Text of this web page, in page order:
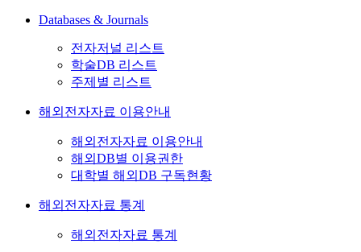
Databases & Journals
전자저널 리스트
학술DB 리스트
주제별 리스트
해외전자자료 이용안내
해외전자자료 이용안내
해외DB별 이용권한
대학별 해외DB 구독현황
해외전자자료 통계
해외전자자료 통계